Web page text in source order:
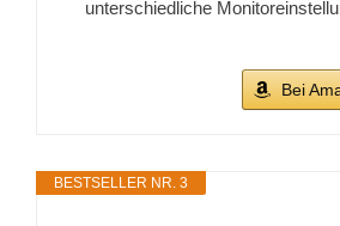
unterschiedliche
Bei
BESTSELLER NR. 3